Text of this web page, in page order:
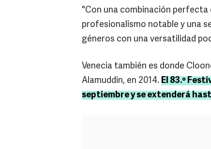
"Con una combinación perfecta
profesionalismo notable y una
géneros con una versatilidad
Venecia también es donde
Alamuddin, en 2014. El 83.º
septiembre y se extenderá